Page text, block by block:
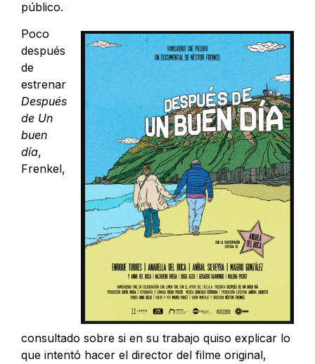
público.
Poco
después
de
estrenar
Después
de Un
buen
día,
Frenkel,
consultado sobre si en su trabajo quiso explicar lo
que intentó hacer el director del filme original,